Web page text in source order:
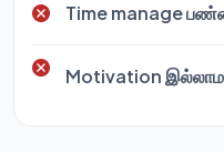
Time manage
Motivation இல்லாம